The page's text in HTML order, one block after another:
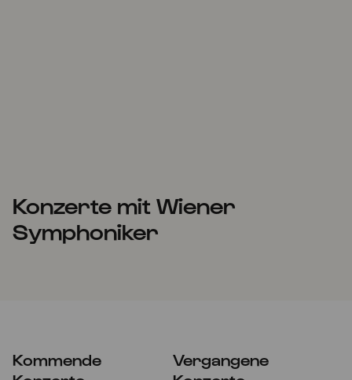
Konzerte mit Wiener
Symphoniker
Kommende
Vergangene